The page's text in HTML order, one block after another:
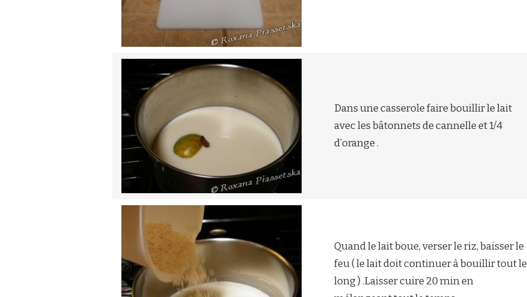
Dans une casserole faire bouillir le lait
avec les bâtonnets de cannelle et 1/4
d’orange .
Quand le lait boue, verser le riz, baisser le
feu ( le lait doit continuer à bouillir tout le
long ) .Laisser cuire 20 min en